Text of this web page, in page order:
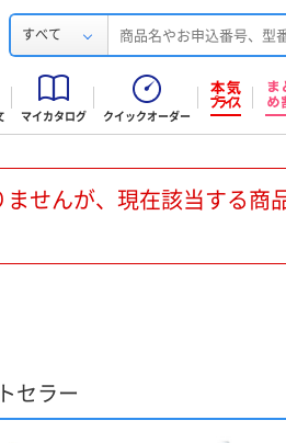
すべて
マイカタログ クイックオーダー
ませんが、現在該当する商
セラー